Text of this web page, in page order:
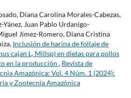
Diana Carolina Morales-Cabezas,
Yánez, Juan Pablo Urdanigo-
Jimez-Romero, Diana Cristina
Inclusión de harina de follaje de
cajan L, Millsp) en dietas para pollos
en la producción , Revista de
Amazónica: Vol. 4 Núm. 1 (2024):
y Zootecnia Amazónica